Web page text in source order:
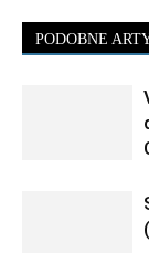
PODOBNE